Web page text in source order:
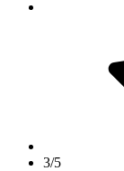
3/5